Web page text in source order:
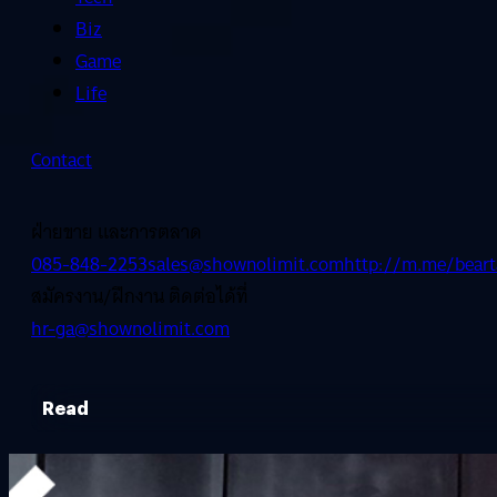
Biz
Game
Life
Contact
ฝ่ายขาย และการตลาด
085-848-2253sales@shownolimit.comhttp://m.me/
สมัครงาน/ฝึกงาน ติดต่อได้ที่
hr-ga@shownolimit.com
Read